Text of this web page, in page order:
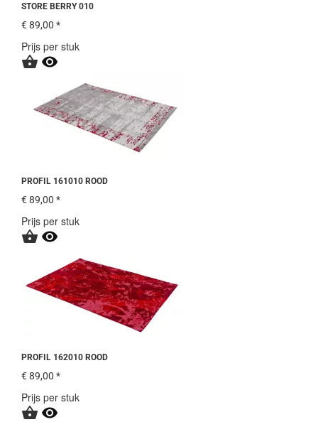
STORE BERRY 010
€ 89,00 *
Prijs per stuk
 
PROFIL 161010 ROOD
€ 89,00 *
Prijs per stuk
 
PROFIL 162010 ROOD
€ 89,00 *
Prijs per stuk
 